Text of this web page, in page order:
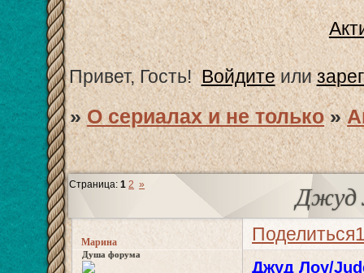
Привет, Гость! Войдитеили
»О сериалах и не только »
Джуд
Страница:1 2 »
Поделиться
Марина
Душа форума
Джуд Лоу/